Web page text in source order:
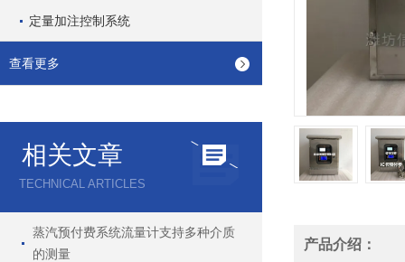
定量加注控制系统
查看更多
相关文章
TECHNICAL ARTICLES
蒸汽预付费系统流量计支持多种介质
的测量
产品介绍：